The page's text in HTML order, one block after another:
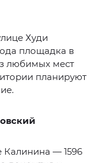
Худи
площадка в
любимых мест
планируют
Калинина — 1596